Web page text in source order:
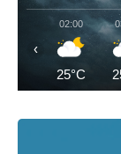
02:00
25°C
‹